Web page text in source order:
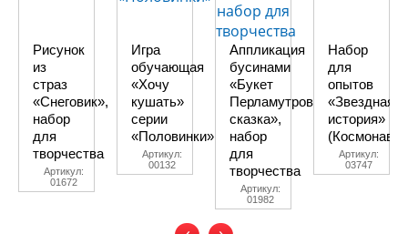
Рисунок
из
страз
«Снеговик»,
набор
для
творчества
Артикул:
01672
Игра
обучающая
«Хочу
кушать»
серии
«Половинки»
Артикул:
00132
Аппликация
бусинами
«Букет
Перламутровая
сказка»,
набор
для
творчества
Артикул:
01982
Набор
для
опытов
«Звездная
история»
(Космонавт)
Артикул:
03747